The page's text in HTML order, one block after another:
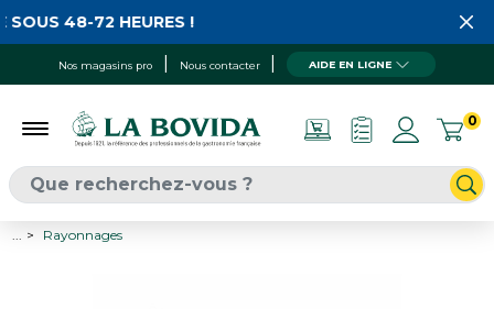
Nos magasins pro Nous contacter AIDE EN LIGNE
0
48-72 HEURES !
Rayonnages